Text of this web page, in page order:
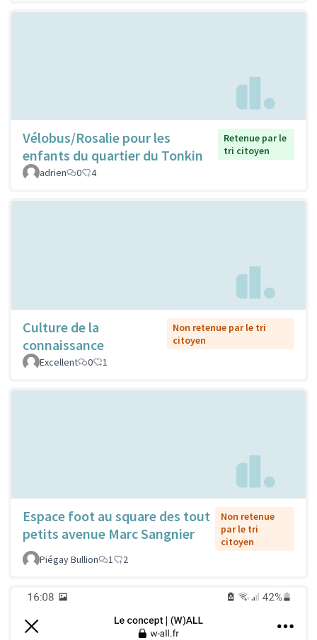
Vélobus/Rosalie pour les
enfants du quartier du Tonkin
Retenue par le
tri citoyen
adrien
0 4
Culture de la
connaissance
Non retenue par le tri
citoyen
Excellent
0 1
Espace foot au square des tout
petits avenue Marc Sangnier
Non retenue
par le tri
citoyen
Piégay Bullion
1 2